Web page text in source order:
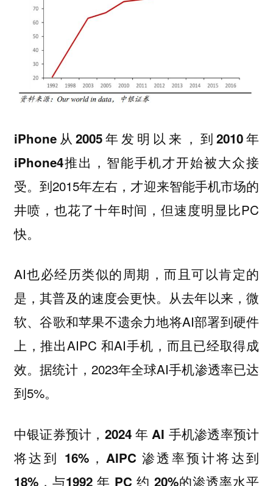
iPhone从2005年发明以来，到2010年
iPhone4推出，智能手机才开始被大众接
受。到2015年左右，才迎来智能手机市场的
井喷，也花了十年时间，但速度明显比PC
快。
AI也必经历类似的周期，而且可以肯定的
是，其普及的速度会更快。从去年以来，微
软、谷歌和苹果不遗余力地将AI部署到硬件
上，推出AIPC 和AI手机，而且已经取得成
效。据统计，2023年全球AI手机渗透率已达
到5%。
中银证券预计，2024 年 AI 手机渗透率预计
将达到 16%，AIPC 渗透率预计将达到
18%，与1992 年 PC 约 20%的渗透率水平